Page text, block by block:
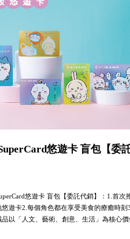
悠遊卡 盲包【委
悠遊卡 盲包【委託代銷】：1.首次
遊卡2.每個角色都在享受美食的療癒時刻
品以「人文、藝術、創意、生活」為核心價